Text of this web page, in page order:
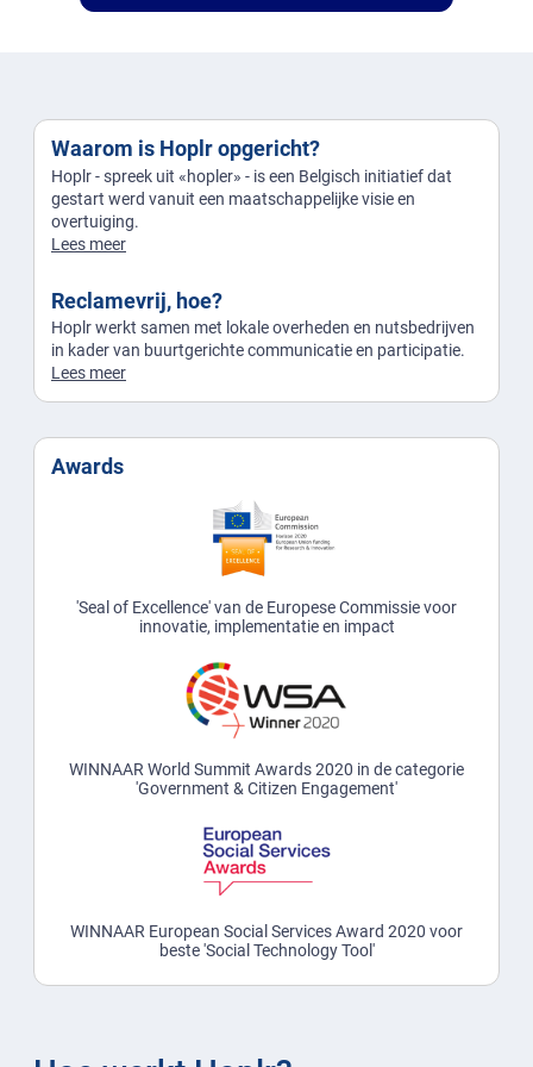
Waarom is Hoplr opgericht?
Hoplr - spreek uit «hopler» - is een Belgisch initiatief dat
gestart werd vanuit een maatschappelijke visie en
overtuiging.
Lees meer
Reclamevrij, hoe?
Hoplr werkt samen met lokale overheden en nutsbedrijven
in kader van buurtgerichte communicatie en participatie.
Lees meer
Awards
'Seal of Excellence' van de Europese Commissie voor
innovatie, implementatie en impact
WINNAAR World Summit Awards 2020 in de categorie
'Government & Citizen Engagement'
WINNAAR European Social Services Award 2020 voor
beste 'Social Technology Tool'